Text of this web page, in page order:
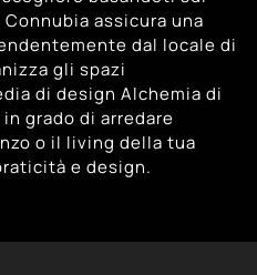
assicura una
dal locale di
gli spazi
di design Alchemia di
grado di arredare
o il living della tua
e design.